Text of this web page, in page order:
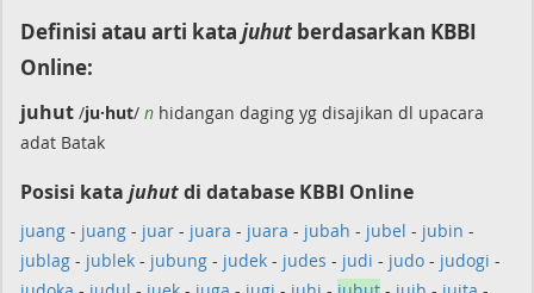
Definisi atau arti kata juhutberdasarkan KBBI
Online:
juhut /ju·hut/ n hidangan daging yg disajikan dl upacara
adat Batak
Posisi kata juhutdi database KBBI Online
juang - juang - juar - juara - juara - jubah - jubel - jubin -
jublag - jublek - jubung - judek - judes - judi - judo - judogi -